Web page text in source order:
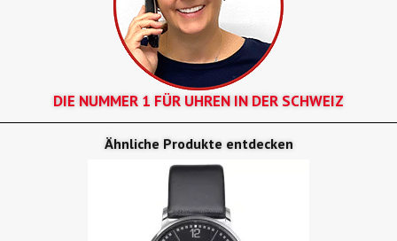
DIE NUMMER 1 FÜR UHREN IN DER SCHWEIZ
Ähnliche Produkte entdecken